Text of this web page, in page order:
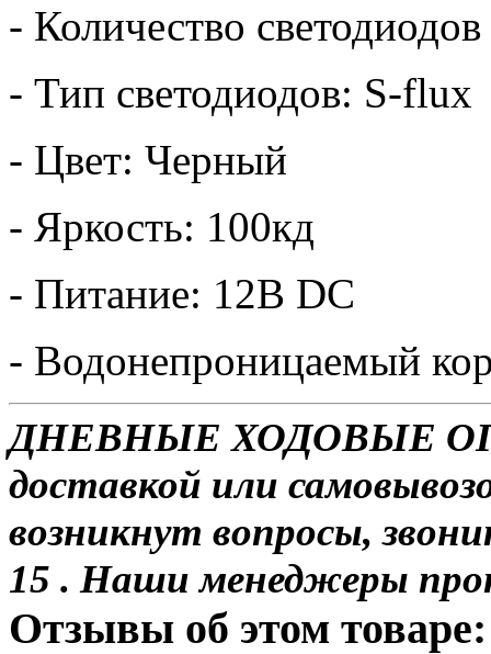
- Количество
- Тип светодиодов: S-flux
- Цвет: Черный
- Яркость: 100кд
- Питание: 12В DC
- Водонепроницаемый
ДНЕВНЫЕ ХОДОВЫЕ
доставкой или
возникнут вопросы,
15 . Наши менеджеры
Отзывы об этом товаре: